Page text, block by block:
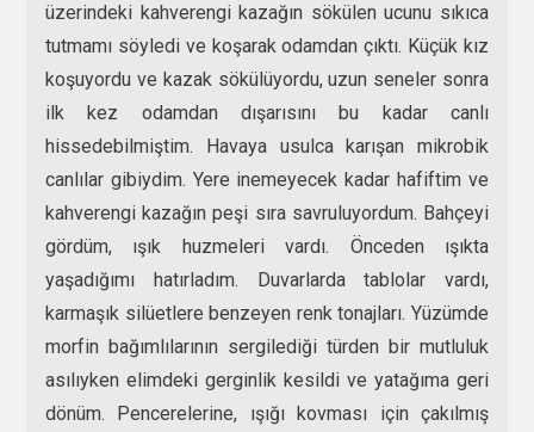
üzerindeki kahverengi kazağın sökülen ucunu sıkıca
tutmamı söyledi ve koşarak odamdan çıktı. Küçük kız
koşuyordu ve kazak sökülüyordu, uzun seneler sonra
ilk kez odamdan dışarısını bu kadar canlı
hissedebilmiştim. Havaya usulca karışan mikrobik
canlılar gibiydim. Yere inemeyecek kadar hafiftim ve
kahverengi kazağın peşi sıra savruluyordum. Bahçeyi
gördüm, ışık huzmeleri vardı. Önceden ışıkta
yaşadığımı hatırladım. Duvarlarda tablolar vardı,
karmaşık silüetlere benzeyen renk tonajları. Yüzümde
morfin bağımlılarının sergilediği türden bir mutluluk
asılıyken elimdeki gerginlik kesildi ve yatağıma geri
dönüm. Pencerelerine, ışığı kovması için çakılmış